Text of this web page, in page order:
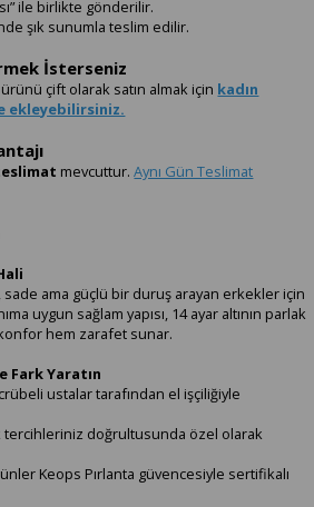
ile birlikte gönderilir.
şık sunumla teslim edilir.
İsterseniz
çift olarak satın almak için kadın
ekleyebilirsiniz.
mevcuttur.Aynı Gün Teslimat
, sade ama güçlü bir duruş arayan erkekler için
uygun sağlam yapısı, 14 ayar altının parlak
hem zarafet sunar.
Fark Yaratın
ustalar tarafından el işçiliğiyle
tercihleriniz doğrultusunda özel olarak
Keops Pırlanta güvencesiyle sertifikalı